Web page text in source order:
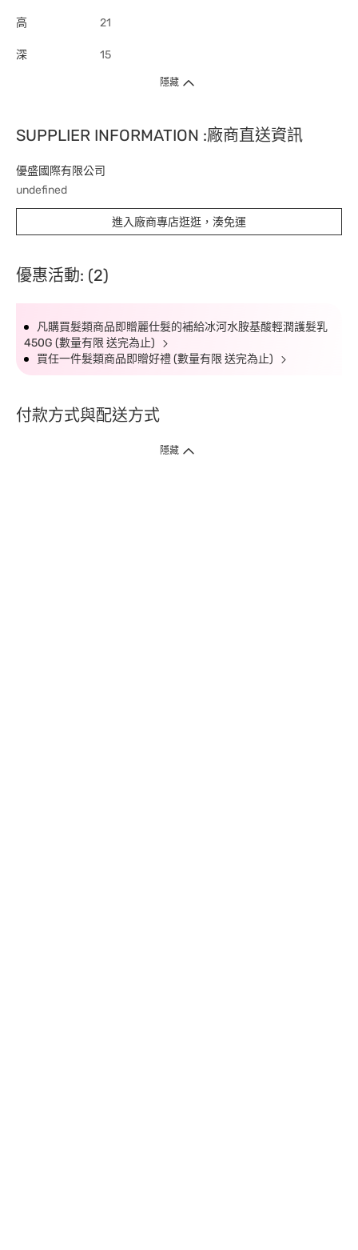
高 21
深 15
隱藏
SUPPLIER INFORMATION :廠商直送資訊
優盛國際有限公司
undefined
進入廠商專店逛逛，湊免運
優惠活動: (2)
凡購買髮類商品即贈麗仕髮的補給冰河水胺基酸輕潤護髮乳
450G (數量有限 送完為止)
買任一件髮類商品即贈好禮 (數量有限 送完為止)
付款方式與配送方式
隱藏